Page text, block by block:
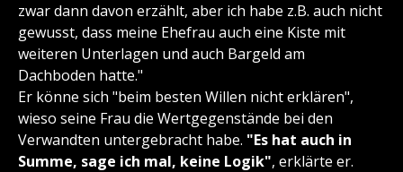
zwar dann davon erzählt, aber ich habe z.B. auch nicht
gewusst, dass meine Ehefrau auch eine Kiste mit
weiteren Unterlagen und auch Bargeld am
Dachboden hatte."
Er könne sich "beim besten Willen nicht erklären",
wieso seine Frau die Wertgegenstände bei den
Verwandten untergebracht habe. "Es hat auch in
Summe, sage ich mal, keine Logik", erklärte er.